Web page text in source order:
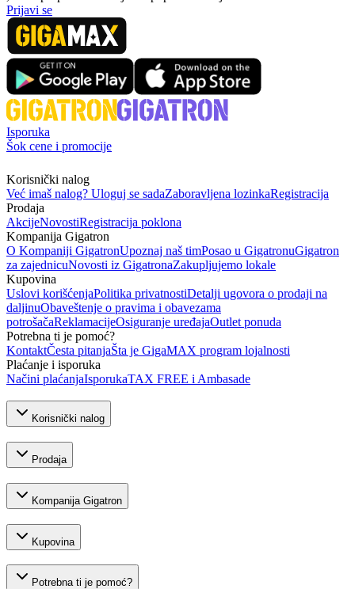
Prijavi se
Isporuka
Šok cene i promocije
Korisnički nalog
Već imaš nalog? Uloguj se sadaZaboravljena lozinkaRegistracija
Prodaja
AkcijeNovostiRegistracija poklona
Kompanija Gigatron
O Kompaniji GigatronUpoznaj naš timPosao u GigatronuGigatron
za zajednicuNovosti iz GigatronaZakupljujemo lokale
Kupovina
Uslovi korišćenjaPolitika privatnostiDetalji ugovora o prodaji na
daljinuObaveštenje o pravima i obavezama
potrošačaReklamacijeOsiguranje uređajaOutlet ponuda
Potrebna ti je pomoć?
KontaktČesta pitanjaŠta je GigaMAX program lojalnosti
Plaćanje i isporuka
Načini plaćanjaIsporukaTAX FREE i Ambasade
Korisnički nalog
Prodaja
Kompanija Gigatron
Kupovina
Potrebna ti je pomoć?